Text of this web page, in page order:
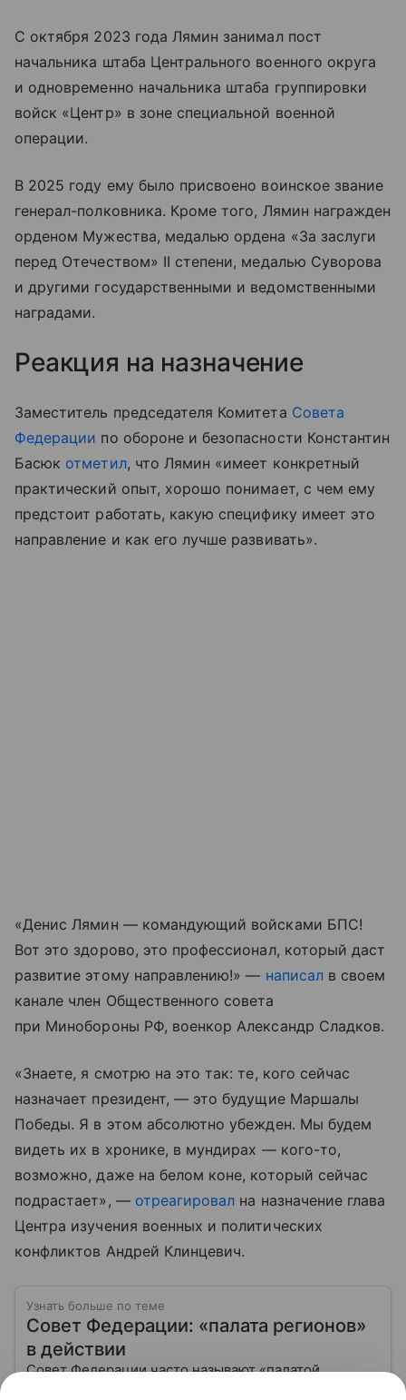
С октября 2023 года Лямин занимал пост
начальника штаба Центрального военного округа
и одновременно начальника штаба группировки
войск «Центр» в зоне специальной военной
операции.
В 2025 году ему было присвоено воинское звание
генерал-полковника. Кроме того, Лямин награжден
орденом Мужества, медалью ордена «За заслуги
перед Отечеством» II степени, медалью Суворова
и другими государственными и ведомственными
наградами.
Реакция на назначение
Заместитель председателя Комитета Совета
Федерации по обороне и безопасности Константин
Басюк отметил, что Лямин «имеет конкретный
практический опыт, хорошо понимает, с чем ему
предстоит работать, какую специфику имеет это
направление и как его лучше развивать».
«Денис Лямин — командующий войсками БПС!
Вот это здорово, это профессионал, который даст
развитие этому направлению!» — написалв своем
канале член Общественного совета
при Минобороны РФ, военкор Александр Сладков.
«Знаете, я смотрю на это так: те, кого сейчас
назначает президент, — это будущие Маршалы
Победы. Я в этом абсолютно убежден. Мы будем
видеть их в хронике, в мундирах — кого-то,
возможно, даже на белом коне, который сейчас
подрастает», — отреагировал на назначение глава
Центра изучения военных и политических
конфликтов Андрей Клинцевич.
Узнать больше по теме
Совет Федерации: «палата регионов»
в действии
Совет Федерации часто называют «палатой